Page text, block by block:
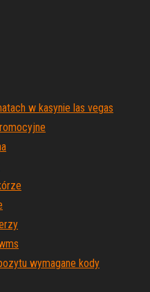
w kasynie las vegas
wymagane kody